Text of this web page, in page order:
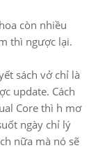
còn nhiều
thì ngược lại.
sách vở chỉ là
update. Cách
Core thì h mơ
ngày chỉ lý
nữa mà nó sẽ